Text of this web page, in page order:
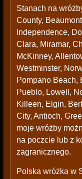
Stanach na
County,
Independence,
Clara, Miramar,
McKinney,
Westminster,
Pompano Beach,
Pueblo, Lowell,
Killeen, Elgin,
City, Antioch,
moje wróżby
na poczcie lub z
zagranicznego.
Polska wróżka w